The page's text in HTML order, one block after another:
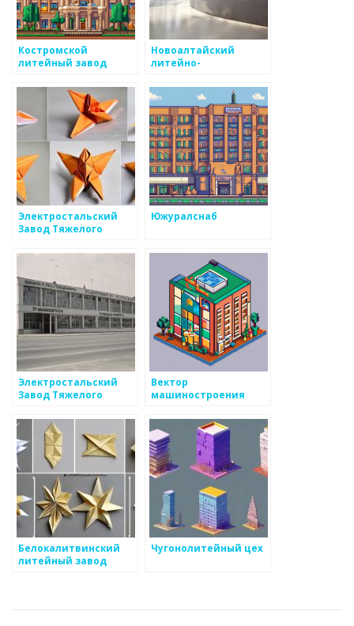
Костромской
литейный завод
Новоалтайский
литейно-
Электростальский
Завод Тяжелого
Южуралснаб
Электростальский
Завод Тяжелого
Вектор
машиностроения
Белокалитвинский
литейный завод
Чугонолитейный цех